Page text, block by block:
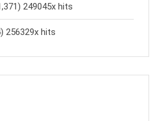
249045x hits
256329x hits